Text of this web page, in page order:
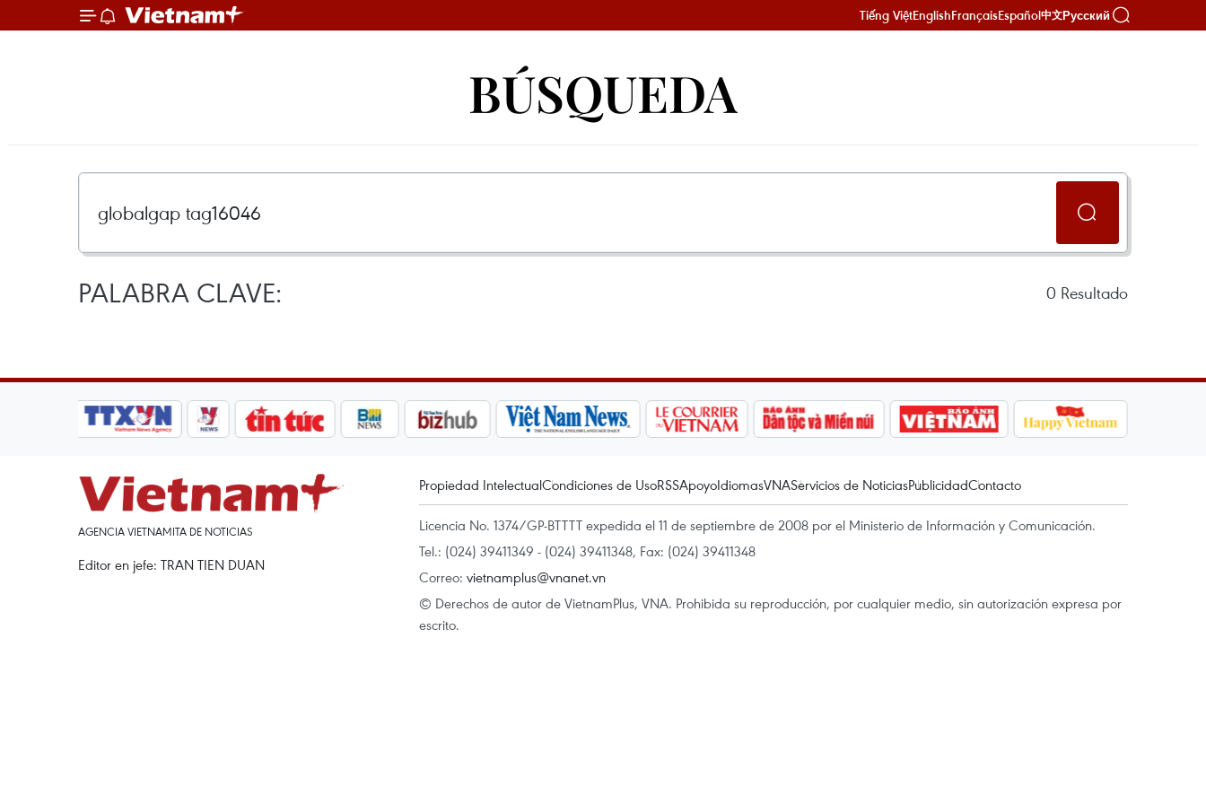
Tiếng ViệtEnglishFrançaisEspañol中文Русский
BÚSQUEDA
PALABRA CLAVE: 0 Resultado
AGENCIA VIETNAMITA DE NOTICIAS
Editor en jefe: TRAN TIEN DUAN
Propiedad IntelectualCondiciones de UsoRSSApoyoIdiomasVNAServicios de NoticiasPublicidadContacto
Licencia No. 1374/GP-BTTTT expedida el 11 de septiembre de 2008 por el Ministerio de Información y Comunicación.
Tel.: (024) 39411349 - (024) 39411348, Fax: (024) 39411348
Correo: vietnamplus@vnanet.vn
© Derechos de autor de VietnamPlus, VNA. Prohibida su reproducción, por cualquier medio, sin autorización expresa por
escrito.